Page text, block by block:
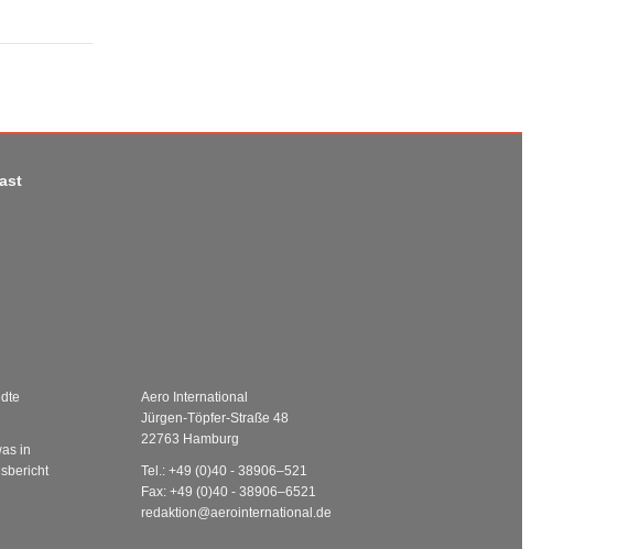
in
Aero International
Jürgen-Töpfer-Straße 48
22763 Hamburg
Tel.: +49 (0)40 - 38906–521
Fax: +49 (0)40 - 38906–6521
redaktion@aerointernational.de